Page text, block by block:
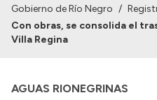
Institucional
Autoridades
Gobierno de Río Negro /
Con obras, se consolida el
Villa Regina
AGUAS RIONEGRINAS